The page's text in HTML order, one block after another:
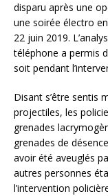
disparu après une
une soirée électro
22 juin 2019.
téléphone a permis
soit pendant
Disant s’être sentis
projectiles, les
grenades
grenades de
avoir été aveuglés
autres personnes
l’intervention